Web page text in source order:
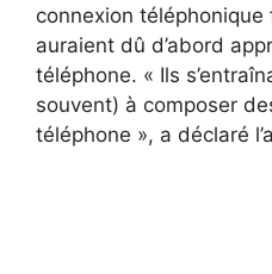
connexion
auraient dû d’abord
téléphone. « Ils
souvent) à composer
téléphone », a déclaré